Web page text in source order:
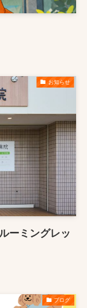
お知らせ
ーミングレッ
ブログ